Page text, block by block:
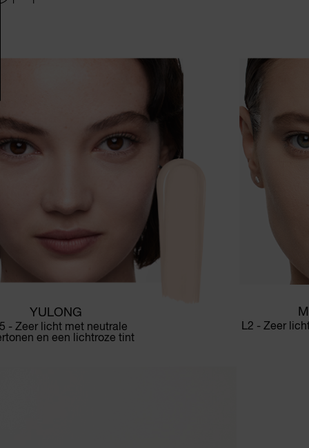
YULONG
- Zeer licht met neutrale
en een lichtroze tint
L2 - Zeer